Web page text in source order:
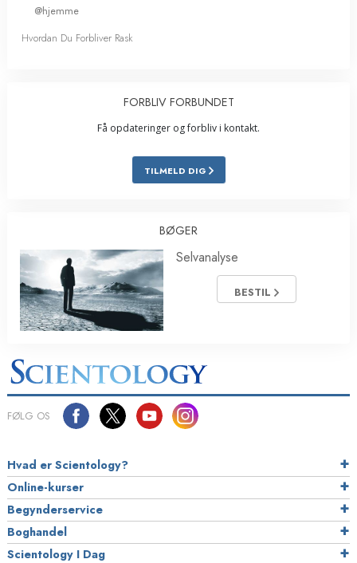
@hjemme
Hvordan Du Forbliver Rask
FORBLIV FORBUNDET
Få opdateringer og forbliv i kontakt.
TILMELD DIG
BØGER
Selvanalyse
BESTIL
FØLG OS
Hvad er Scientology?
Online-kurser
Begynderservice
Boghandel
Scientology I Dag